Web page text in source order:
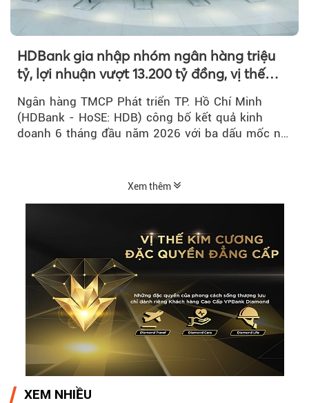
HDBank gia nhập nhóm ngân hàng triệu
tỷ, lợi nhuận vượt 13.200 tỷ đồng, vị thế
mới trên thị trường vốn quốc tế
Ngân hàng TMCP Phát triển TP. Hồ Chí Minh
(HDBank - HoSE: HDB) công bố kết quả kinh
doanh 6 tháng đầu năm 2026 với ba dấu mốc nổi
Xem thêm
XEM NHIỀU